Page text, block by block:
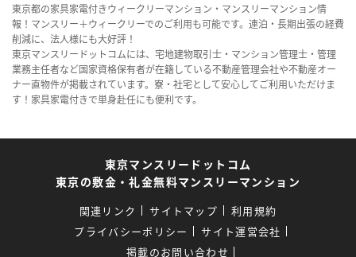
東京都の家具家電付きウィークリーマンション・マンスリーマンション情
報！マンスリー＋ウィークリーでのご利用も可能です。連泊・長期出張の経費
削減に、法人様にも大好評！
東京マンスリードットコムには、宅地建物取引士・マンション管理士・管理
業務主任者など国家資格保有者が在籍している不動産管理会社や不動産オー
ナー直物件が掲載されています。寮・社宅として安心してご利用いただけま
す！家具家電付きで単身赴任にも便利です。
東京マンスリードットコム
東京の敷金・礼金無料マンスリーマンション
関連リンク サイトマップ
利用規約
プライバシーポリシー
サイト運営会社
掲載のお問い合わせ